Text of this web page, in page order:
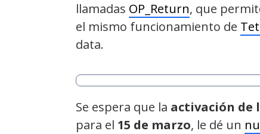
llamadas OP_Return, que
el mismo funcionamiento de
data.
Se espera que la activación de
para el 15 de marzo, le dé un